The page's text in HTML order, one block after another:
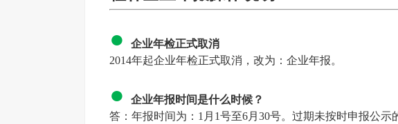
●
企业年检正式取消
2014年起企业年检正式取消，改为：企业年报。
●
企业年报时间是什么时候？
答：年报时间为：1月1号至6月30号。过期未按时申报公示